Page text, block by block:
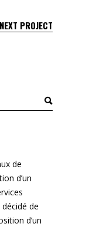
NEXT PROJECT
de
d’un
de
d’un